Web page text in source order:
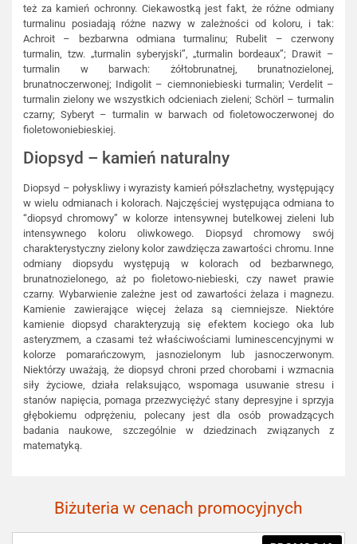
też za kamień ochronny. Ciekawostką jest fakt, że różne odmiany
turmalinu posiadają różne nazwy w zależności od koloru, i tak:
Achroit – bezbarwna odmiana turmalinu; Rubelit – czerwony
turmalin, tzw. „turmalin syberyjski”, „turmalin bordeaux”; Drawit –
turmalin w barwach: żółtobrunatnej, brunatnozielonej,
brunatnoczerwonej; Indigolit – ciemnoniebieski turmalin; Verdelit –
turmalin zielony we wszystkich odcieniach zieleni; Schörl – turmalin
czarny; Syberyt – turmalin w barwach od fioletowoczerwonej do
fioletowoniebieskiej.
Diopsyd – kamień naturalny
Diopsyd – połyskliwy i wyrazisty kamień półszlachetny, występujący
w wielu odmianach i kolorach. Najczęściej występująca odmiana to
“diopsyd chromowy” w kolorze intensywnej butelkowej zieleni lub
intensywnego koloru oliwkowego. Diopsyd chromowy swój
charakterystyczny zielony kolor zawdzięcza zawartości chromu. Inne
odmiany diopsydu występują w kolorach od bezbarwnego,
brunatnozielonego, aż po fioletowo-niebieski, czy nawet prawie
czarny. Wybarwienie zależne jest od zawartości żelaza i magnezu.
Kamienie zawierające więcej żelaza są ciemniejsze. Niektóre
kamienie diopsyd charakteryzują się efektem kociego oka lub
asteryzmem, a czasami też właściwościami luminescencyjnymi w
kolorze pomarańczowym, jasnozielonym lub jasnoczerwonym.
Niektórzy uważają, że diopsyd chroni przed chorobami i wzmacnia
siły życiowe, działa relaksująco, wspomaga usuwanie stresu i
stanów napięcia, pomaga przezwyciężyć stany depresyjne i sprzyja
głębokiemu odprężeniu, polecany jest dla osób prowadzących
badania naukowe, szczególnie w dziedzinach związanych z
matematyką.
Biżuteria w cenach promocyjnych